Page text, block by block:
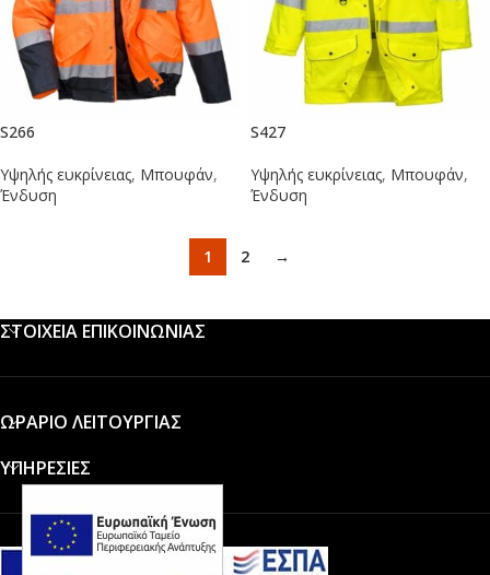
S266
Υψηλής ευκρίνειας, Μπουφάν,
Ένδυση
S427
Υψηλής ευκρίνειας, Μπουφάν,
Ένδυση
1 2 →
ΣΤΟΙΧΕΙΑ ΕΠΙΚΟΙΝΩΝΙΑΣ
ΩΡΑΡΙΟ ΛΕΙΤΟΥΡΓΙΑΣ
ΥΠΗΡΕΣΙΕΣ